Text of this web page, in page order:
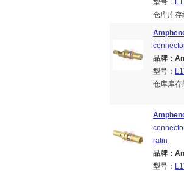
型号：
仓库库存
品牌：
型号：
仓库库存
ratin
品牌：
型号：